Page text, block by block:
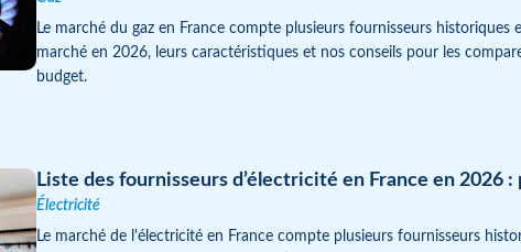
Le marché du gaz en France compte plusieurs fournisseurs
marché en 2026, leurs caractéristiques et nos conseils pour les
budget.
Liste des fournisseurs d’électricité en France en 2026
Électricité
Le marché de l'électricité en France compte plusieurs fournisseurs